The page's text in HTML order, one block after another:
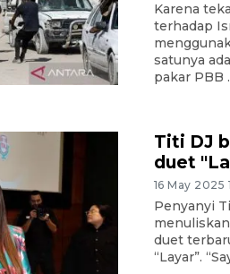
Karena
terhadap
satunya
pakar PBB
Titi DJ
duet
16 May 2025
Penyanyi
duet
“Layar”.